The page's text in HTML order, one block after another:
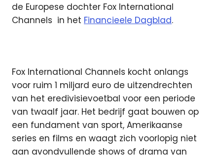
de Europese dochter Fox International
Channels in het Financieele Dagblad.
Fox International Channels kocht onlangs
voor ruim 1 miljard euro de uitzendrechten
van het eredivisievoetbal voor een periode
van twaalf jaar. Het bedrijf gaat bouwen op
een fundament van sport, Amerikaanse
series en films en waagt zich voorlopig niet
aan avondvullende shows of drama van